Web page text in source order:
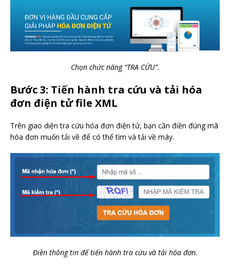
Chọn chức năng “TRA CỨU”.
Bước 3: Tiến hành tra cứu và tải hóa
đơn điện tử file XML
Trên giao diện tra cứu hóa đơn điện tử, bạn cần điền đúng mã
hóa đơn muốn tải về để có thể tìm và tải về máy.
Điền thông tin để tiến hành tra cứu và tải hóa đơn.